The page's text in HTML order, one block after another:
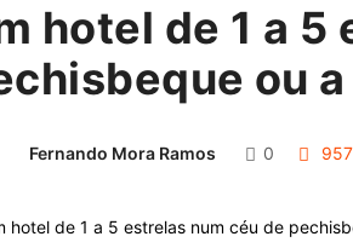
hotel de 1 a
ou
Fernando Mora Ramos 0 957